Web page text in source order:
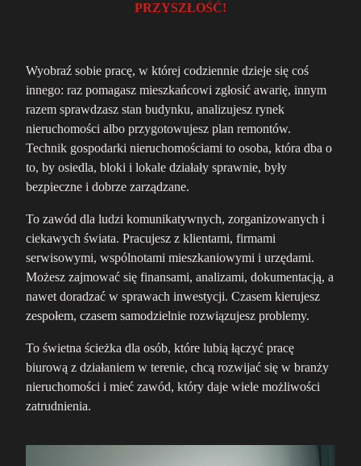
PRZYSZŁOŚĆ!
Wyobraź sobie pracę, w której codziennie dzieje się coś
innego: raz pomagasz mieszkańcowi zgłosić awarię, innym
razem sprawdzasz stan budynku, analizujesz rynek
nieruchomości albo przygotowujesz plan remontów.
Technik gospodarki nieruchomościami to osoba, która dba o
to, by osiedla, bloki i lokale działały sprawnie, były
bezpieczne i dobrze zarządzane.
To zawód dla ludzi komunikatywnych, zorganizowanych i
ciekawych świata. Pracujesz z klientami, firmami
serwisowymi, wspólnotami mieszkaniowymi i urzędami.
Możesz zajmować się finansami, analizami, dokumentacją, a
nawet doradzać w sprawach inwestycji. Czasem kierujesz
zespołem, czasem samodzielnie rozwiązujesz problemy.
To świetna ścieżka dla osób, które lubią łączyć pracę
biurową z działaniem w terenie, chcą rozwijać się w branży
nieruchomości i mieć zawód, który daje wiele możliwości
zatrudnienia.